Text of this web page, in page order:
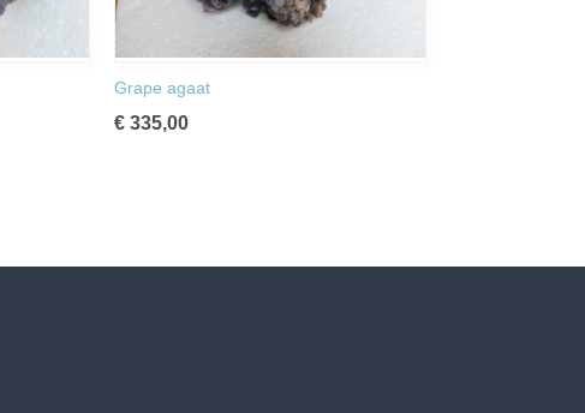
Grape agaat
€ 335,00